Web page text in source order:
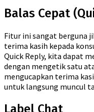
Balas Cepat
Fitur ini sangat berguna
terima kasih kepada
Quick Reply, kita dapat
dengan mengetik satu
mengucapkan terima
untuk langsung muncul
Label Chat